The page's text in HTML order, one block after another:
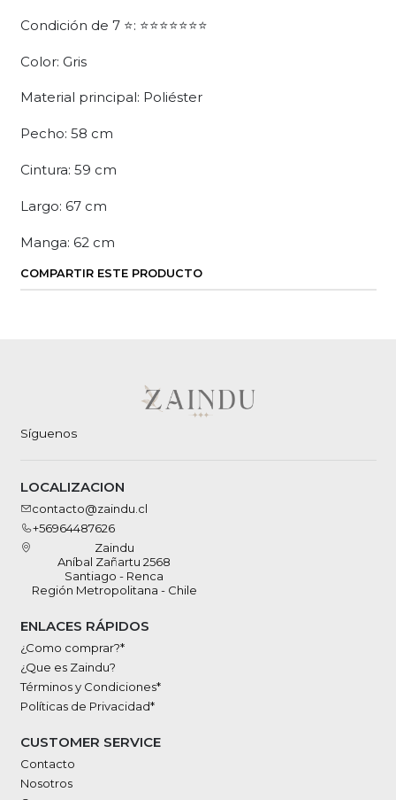
Condición de 7 ⭐: ⭐⭐⭐⭐⭐⭐⭐
Color: Gris
Material principal: Poliéster
Pecho: 58 cm
Cintura: 59 cm
Largo: 67 cm
Manga: 62 cm
COMPARTIR ESTE PRODUCTO
Síguenos
LOCALIZACION
contacto@zaindu.cl
+56964487626
Zaindu
Aníbal Zañartu 2568
Santiago - Renca
Región Metropolitana - Chile
ENLACES RÁPIDOS
¿Como comprar?*
¿Que es Zaindu?
Términos y Condiciones*
Políticas de Privacidad*
CUSTOMER SERVICE
Contacto
Nosotros